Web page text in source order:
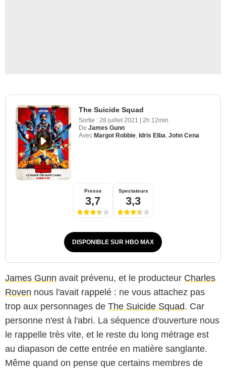
The Suicide Squad
Sortie : 28 juillet 2021 | 2h 12min
De James Gunn
Avec Margot Robbie Idris Elba John Cena
Presse
3,7
Spectateurs
3,3
DISPONIBLE SUR HBO MAX
James Gunn avait prévenu, et le producteur Charles
Roven nous l'avait rappelé : ne vous attachez pas
trop aux personnages de The Suicide Squad. Car
personne n'est à l'abri. La séquence d'ouverture nous
le rappelle très vite, et le reste du long métrage est
au diapason de cette entrée en matière sanglante.
Même quand on pense que certains membres de